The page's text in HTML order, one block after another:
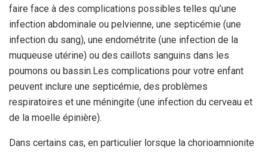
faire face à des complications possibles telles qu’une
infection abdominale ou pelvienne, une septicémie (une
infection du sang), une endométrite (une infection de la
muqueuse utérine) ou des caillots sanguins dans les
poumons ou bassin. Les complications pour votre enfant
peuvent inclure une septicémie, des problèmes
respiratoires et une méningite (une infection du cerveau et
de la moelle épinière).
Dans certains cas, en particulier lorsque la chorioamnionite